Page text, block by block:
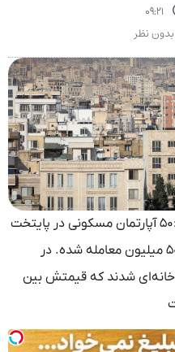
۰۹:۲۱
بدون نظر
به گزارش کیان آنلاین، فرارو نوشت:۵۰ آپارتمان مسکونی در پایتخت
ظرف آذر امسال با قیمتی کمتر از ۵۰۰ میلیون معامله شده. در
خرید خانه‌ای شدند که قیمتش بین